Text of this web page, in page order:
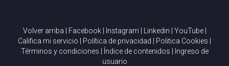
Volver arriba Facebook| Instagram Linkedin YouTube|
Califica mi servicio
Política de privacidad Politica Cookies
Términos y condiciones
Índice de contenidos
Ingreso de
usuario